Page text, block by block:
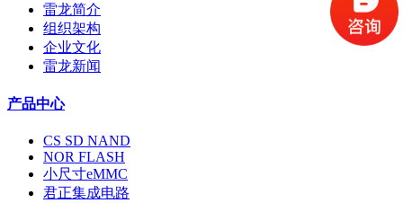
雷龙简介
组织架构
企业文化
雷龙新闻
产品中心
CS SD NAND
NOR FLASH
小尺寸eMMC
君正集成电路